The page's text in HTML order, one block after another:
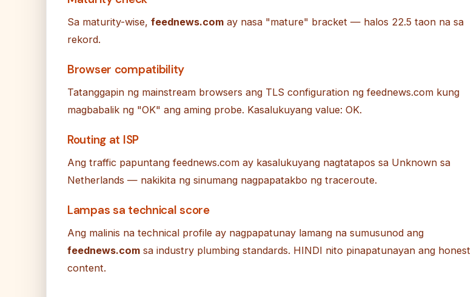
Sa maturity-wise, feednews.com ay nasa "mature" bracket — halos 22.5 taon na sa
rekord.
Browser compatibility
Tatanggapin ng mainstream browsers ang TLS configuration ng feednews.com kung
magbabalik ng "OK" ang aming probe. Kasalukuyang value: OK.
Routing at ISP
Ang traffic papuntang feednews.com ay kasalukuyang nagtatapos sa Unknown sa
Netherlands — nakikita ng sinumang nagpapatakbo ng traceroute.
Lampas sa technical score
Ang malinis na technical profile ay nagpapatunay lamang na sumusunod ang
feednews.com sa industry plumbing standards. HINDI nito pinapatunayan ang honest
content.